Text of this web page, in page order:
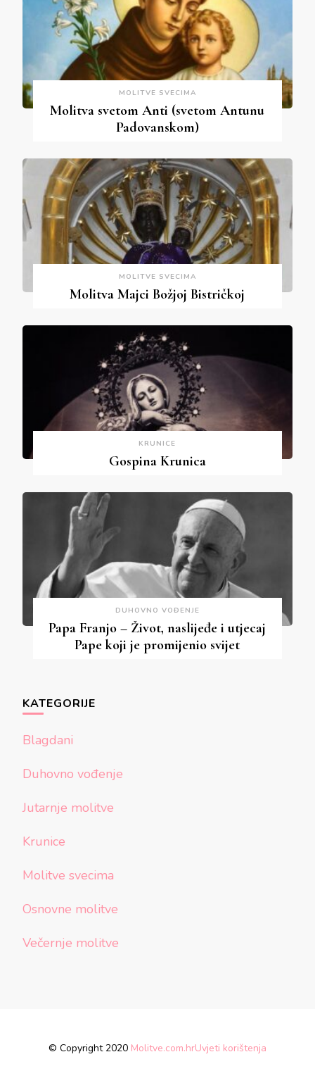
MOLITVE SVECIMA
Molitva svetom Anti (svetom Antunu
Padovanskom)
MOLITVE SVECIMA
Molitva Majci Božjoj Bistričkoj
KRUNICE
Gospina Krunica
DUHOVNO VOĐENJE
Papa Franjo – Život, naslijeđe i utjecaj
Pape koji je promijenio svijet
KATEGORIJE
Blagdani
Duhovno vođenje
Jutarnje molitve
Krunice
Molitve svecima
Osnovne molitve
Večernje molitve
© Copyright 2020 Molitve.com.hrUvjeti korištenja